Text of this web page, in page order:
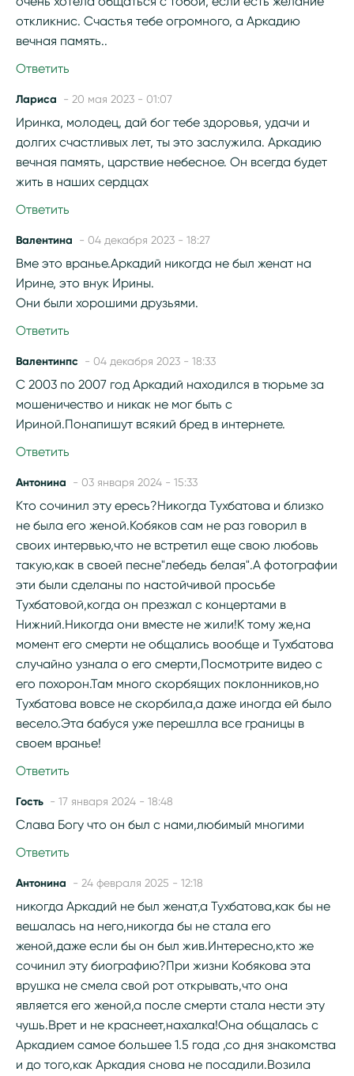
откликнис. Счастья тебе огромного, а Аркадию
вечная память..
Ответить
Лариса - 20 мая 2023 - 01:07
Иринка, молодец, дай бог тебе здоровья, удачи и
долгих счастливых лет, ты это заслужила. Аркадию
вечная память, царствие небесное. Он всегда будет
жить в наших сердцах
Ответить
Валентина - 04 декабря 2023 - 18:27
Вме это вранье.Аркадий никогда не был женат на
Ирине, это внук Ирины.
Они были хорошими друзьями.
Ответить
Валентинпс - 04 декабря 2023 - 18:33
С 2003 по 2007 год Аркадий находился в тюрьме за
мошеничество и никак не мог быть с
Ириной.Понапишут всякий бред в интернете.
Ответить
Антонина - 03 января 2024 - 15:33
Кто сочинил эту ересь?Никогда Тухбатова и близко
не была его женой.Кобяков сам не раз говорил в
своих интервью,что не встретил еще свою любовь
такую,как в своей песне"лебедь белая".А фотографии
эти были сделаны по настойчивой просьбе
Тухбатовой,когда он презжал с концертами в
Нижний.Никогда они вместе не жили!К тому же,на
момент его смерти не общались вообще и Тухбатова
случайно узнала о его смерти,Посмотрите видео с
его похорон.Там много скорбящих поклонников,но
Тухбатова вовсе не скорбила,а даже иногда ей было
весело.Эта бабуся уже перешлла все границы в
своем вранье!
Ответить
Гость - 17 января 2024 - 18:48
Слава Богу что он был с нами,любимый многими
Ответить
Антонина - 24 февраля 2025 - 12:18
никогда Аркадий не был женат,а Тухбатова,как бы не
вешалась на него,никогда бы не стала его
женой,даже если бы он был жив.Интересно,кто же
сочинил эту биографию?При жизни Кобякова эта
врушка не смела свой рот открывать,что она
является его женой,а после смерти стала нести эту
чушь.Врет и не краснеет,нахалка!Она общалась с
Аркадием самое большее 1.5 года ,со дня знакомства
и до того,как Аркадия снова не посадили.Возила